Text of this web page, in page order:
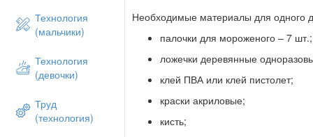
Технология
(мальчики)
Технология
(девочки)
Труд
(технология)
Необходимые материалы для одного
палочки для мороженого – 7 шт.;
ложечки деревянные
клей ПВА или клей пистолет;
краски акриловые;
кисть;